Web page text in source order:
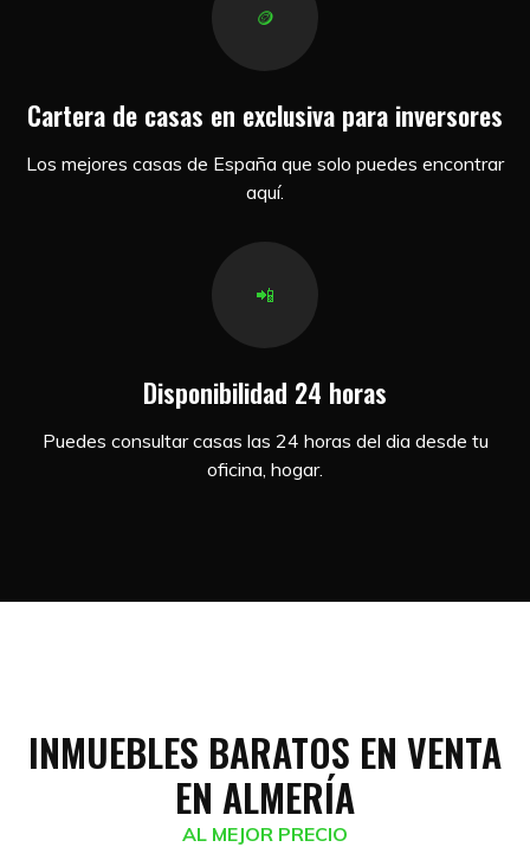
🪙
Cartera de casas en exclusiva para inversores
Los mejores casas de España que solo puedes encontrar
aquí.
📲
Disponibilidad 24 horas
Puedes consultar casas las 24 horas del dia desde tu
oficina, hogar.
INMUEBLES BARATOS EN VENTA
EN ALMERÍA
AL MEJOR PRECIO